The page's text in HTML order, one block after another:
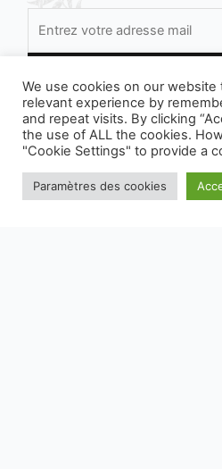
En vous inscrivant, vous
We use cookies on our
relevant experience by
and repeat visits. By clicking
the use of ALL the cookies.
"Cookie Settings" to provide a
Paramètres des cookies